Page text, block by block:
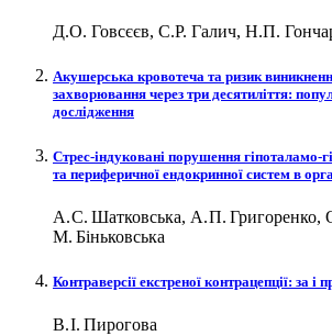
Д.О. Говсєєв, С.Р. Галич, Н.П.
Акушерська кровотеча та ризик
захворювання через три десятиліття:
дослідження
Стрес-індуковані порушення гіпоталамо-
та периферичної ендокринної систем в
А. С. Шатковська, А. П. Григоренко,
М. Біньковська
Контраверсії екстреної контрацепції: за і
В. І. Пирогова